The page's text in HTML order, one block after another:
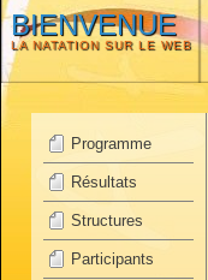
BIENVENUE
LA NATATION SUR LE WEB
Programme
Résultats
Structures
Participants